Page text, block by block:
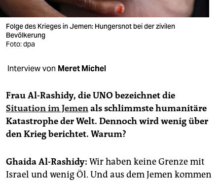
verlag
veranstaltungen
shop
fragen & hilfe
abo
genossenschaft
epaper login
Folge des Krieges in Jemen: Hungersnot bei der zivilen
Bevölkerung
Foto: dpa
Interview von Meret Michel
Frau Al-Rashidy, die UNO bezeichnet die
Situation im Jemenals schlimmste humanitäre
Katastrophe der Welt. Dennoch wird wenig über
den Krieg berichtet. Warum?
Ghaida Al-Rashidy: Wir haben keine Grenze mit
Israel und wenig Öl. Und aus dem Jemen kommen